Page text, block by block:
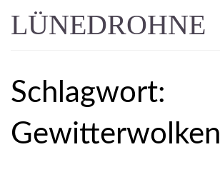
LÜNEDROHNE
Schlagwort:
Gewitterwolken